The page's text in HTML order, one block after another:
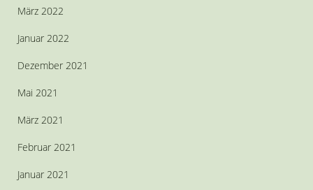
März 2022
Januar 2022
Dezember 2021
Mai 2021
März 2021
Februar 2021
Januar 2021